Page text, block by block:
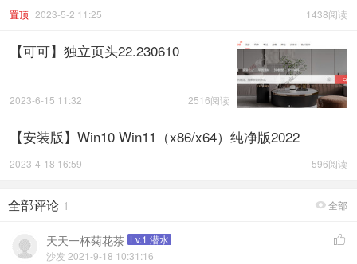
1438阅读
置顶 2023-5-2 11:25
【可可】独立页头22.230610
2516阅读
2023-6-15 11:32
【安装版】Win10 Win11（x86/x64）纯净版2022
596阅读
2023-4-18 16:59
 全部
全部评论 1

天天一杯菊花茶 Lv.1 潜水
沙发 2021-9-18 10:31:16